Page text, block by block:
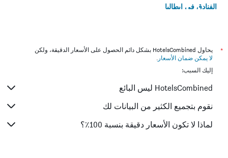
الفنادق في إيطاليا
*
يحاول HotelsCombined بشكل دائم الحصول على الأسعار الدقيقة، ولكن
لا يمكن ضمان الأسعار .
إليك السبب:
HotelsCombined ليس البائع
نقوم بتجميع الكثير من البيانات لك
لماذا لا تكون الأسعار دقيقة بنسبة 100٪؟